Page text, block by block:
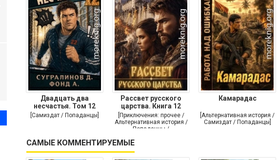
Двадцать два
несчастья. Том 12
[Самиздат / Попаданцы]
Рассвет русского
царства. Книга 12
[Приключения: прочее /
Альтернативная история /
Попаданцы /
приключения]
Камарадас
[Альтернативная история /
Самиздат / Попаданцы]
САМЫЕ КОММЕНТИРУЕМЫЕ